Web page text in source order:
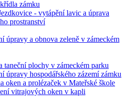
zámku
- vytápění lavic a úprava
prostranství
úpravy a obnova zeleně v zámeckém
taneční plochy v zámeckém parku
úpravy hospodářského zázemí zámku
oken a prolézaček v Mateřské škole
vitrajových oken v kapli